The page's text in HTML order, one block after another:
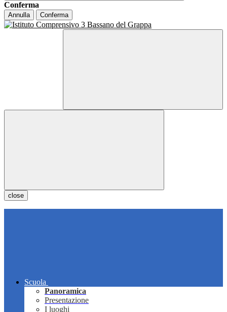
Conferma
Annulla Conferma
close
Scuola
Panoramica
Presentazione
I luoghi